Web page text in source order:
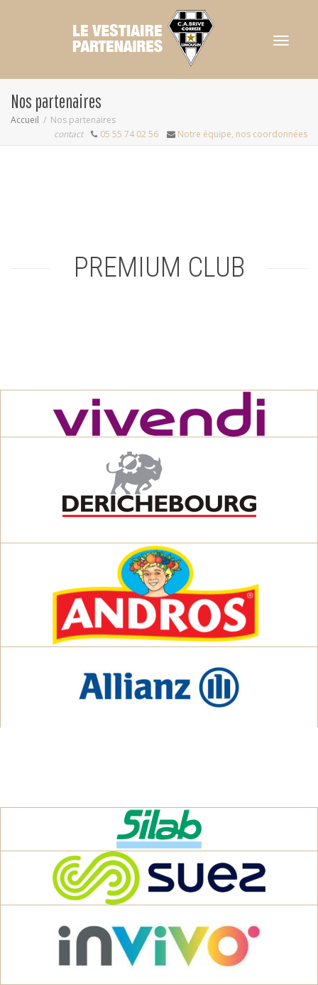
navigation
Nos partenaires
Accueil
Nos partenaires
contact
05 55 74 02 56 Notre équipe, nos coordonnées
PREMIUM CLUB